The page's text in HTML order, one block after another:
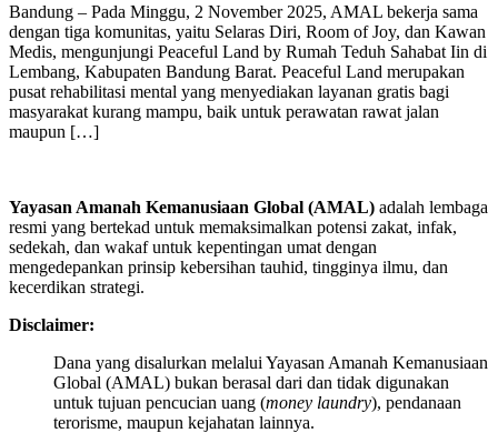
Bandung – Pada Minggu, 2 November 2025, AMAL bekerja sama
dengan tiga komunitas, yaitu Selaras Diri, Room of Joy, dan Kawan
Medis, mengunjungi Peaceful Land by Rumah Teduh Sahabat Iin di
Lembang, Kabupaten Bandung Barat. Peaceful Land merupakan
pusat rehabilitasi mental yang menyediakan layanan gratis bagi
masyarakat kurang mampu, baik untuk perawatan rawat jalan
maupun […]
Yayasan Amanah Kemanusiaan Global (AMAL) adalah lembaga
resmi yang bertekad untuk memaksimalkan potensi zakat, infak,
sedekah, dan wakaf untuk kepentingan umat dengan
mengedepankan prinsip kebersihan tauhid, tingginya ilmu, dan
kecerdikan strategi.
Disclaimer:
Dana yang disalurkan melalui Yayasan Amanah Kemanusiaan
Global (AMAL) bukan berasal dari dan tidak digunakan
untuk tujuan pencucian uang (money laundry), pendanaan
terorisme, maupun kejahatan lainnya.